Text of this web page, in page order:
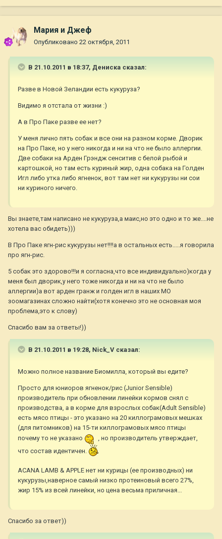
Мария и Джеф
Опубликовано 22 октября, 2011
В 21.10.2011 в 18:37, Дениска сказал:
Разве в Новой Зеландии есть кукуруза?
Видимо я отстала от жизни :)
А в Про Паке разве ее нет?
У меня лично пять собак и все они на разном корме. Дворик
на Про Паке, но у него никогда и ни на что не было аллергии.
Две собаки на Арден Грэндж сенситив с белой рыбой и
картошкой, но там есть куриный жир, одна собака на Голден
Игл либо утка либо ягненок, вот там нет ни кукурузы ни сои
ни куриного ничего.
Вы знаете,там написано не кукуруза,а маис,но это одно и то же....не
хотела вас обидеть)))
В Про Паке ягн-рис кукурузы нет!!!!а в остальных есть.....я говорила
про ягн-рис.
5 собак это здорово!!!и я согласна,что все индивидуально)когда у
меня был дворик,у него тоже никогда и ни на что не было
аллергии)а вот арден гранж и голден игл в наших МО
зоомагазинах сложно найти(хотя конечно это не основная моя
проблема,это к слову)
Спасибо вам за ответы!))
В 21.10.2011 в 19:28, Nick_V сказал:
Можно полное название Биомилла, который вы едите?
Просто для юниоров ягненок/рис (Junior Sensible)
производитель при обновлении линейки кормов снял с
производства, а в корме для взрослых собак(Adult Sensible)
есть мясо птицы - это указано на 20 киллограмовых мешках
(для питомников) на 15-ти киллограмовых мясо птицы
почему то не указано
, но производитель утверждает,
что состав идентичен.
ACANA LAMB & APPLE нет ни курицы (ее производных) ни
кукурузы,наверное самый низко протеиновый всего 27%,
жир 15% из всей линейки, но цена весьма приличная...
Спасибо за ответ))